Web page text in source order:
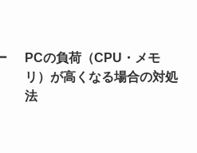
PCの負荷（CPU・メモ
リ）が高くなる場合の対処
法